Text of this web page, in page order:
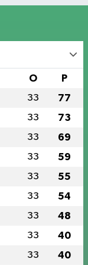
O P
33 77
33 73
33 69
33 59
33 55
33 54
33 48
33 40
33 40